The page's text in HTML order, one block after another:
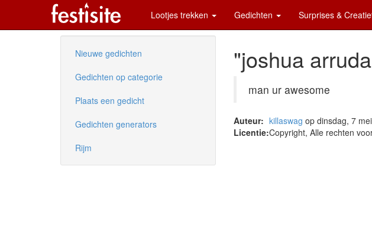
Lootjes trekken Gedichten Surprises &
Nieuwe gedichten
Gedichten op categorie
Plaats een gedicht
Gedichten generators
Rijm
"joshua
man ur awesome
Auteur: killaswag op dinsdag, 7
Licentie:Copyright, Alle rechten